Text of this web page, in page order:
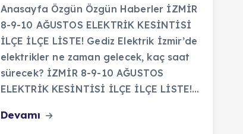
Anasayfa Özgün Özgün Haberler İZMİR
8-9-10 AĞUSTOS ELEKTRİK KESİNTİSİ
İLÇE İLÇE LİSTE! Gediz Elektrik İzmir’de
elektrikler ne zaman gelecek, kaç saat
sürecek? İZMİR 8-9-10 AĞUSTOS
ELEKTRİK KESİNTİSİ İLÇE İLÇE LİSTE!…
Devamı